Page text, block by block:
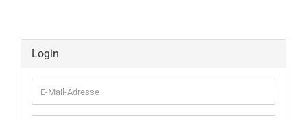
Login
E-
Mail-
Adresse